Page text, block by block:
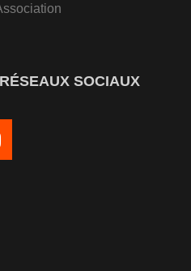
SOCIAUX